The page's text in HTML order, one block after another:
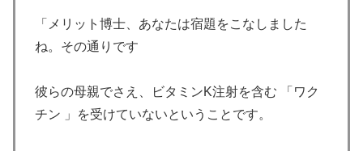
「メリット博士、あなたは宿題をこなしました
ね。その通りです
彼らの母親でさえ、ビタミンK注射を含む 「ワク
チン 」を受けていないということです。